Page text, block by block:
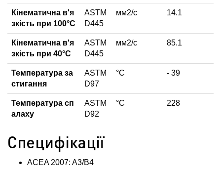
Кінематична в'я
зкість при 100°С
ASTM
D445
мм2/с 14.1
Кінематична в'я
зкість при 40°С
ASTM
D445
мм2/с 85.1
Температура за
стигання
ASTM
D97
°C - 39
Температура сп
алаху
ASTM
D92
°С 228
Специфікації
ACEA 2007: A3/B4